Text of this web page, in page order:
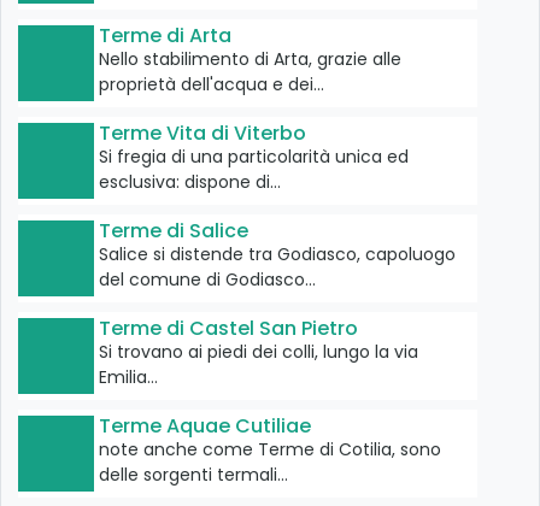
Terme di Arta
Nello stabilimento di Arta, grazie alle
proprietà dell'acqua e dei…
Terme Vita di Viterbo
Si fregia di una particolarità unica ed
esclusiva: dispone di…
Terme di Salice
Salice si distende tra Godiasco, capoluogo
del comune di Godiasco…
Terme di Castel San Pietro
Si trovano ai piedi dei colli, lungo la via
Emilia…
Terme Aquae Cutiliae
note anche come Terme di Cotilia, sono
delle sorgenti termali…